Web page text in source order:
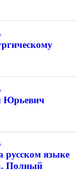
Юрьевич
русском языке
Полный